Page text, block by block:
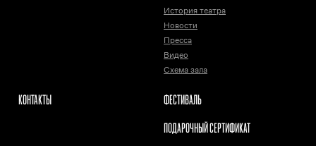
История театра
Новости
Пресса
Видео
Схема зала
КОНТАКТЫ
ФЕСТИВАЛЬ
ПОДАРОЧНЫЙ СЕРТИФИКАТ